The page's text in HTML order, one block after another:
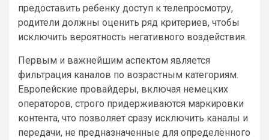
предоставить ребенку доступ к телепросмотру,
родители должны оценить ряд критериев, чтобы
исключить вероятность негативного воздействия.
Первым и важнейшим аспектом является
фильтрация каналов по возрастным категориям.
Европейские провайдеры, включая немецких
операторов, строго придерживаются маркировки
контента, что позволяет сразу исключить каналы и
передачи, не предназначенные для определённого